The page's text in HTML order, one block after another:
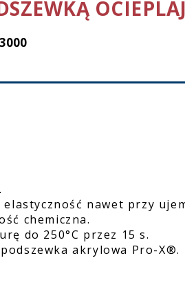
elastyczność nawet przy
chemiczna.
do 250°C przez 15 s.
akrylowa Pro-X®.